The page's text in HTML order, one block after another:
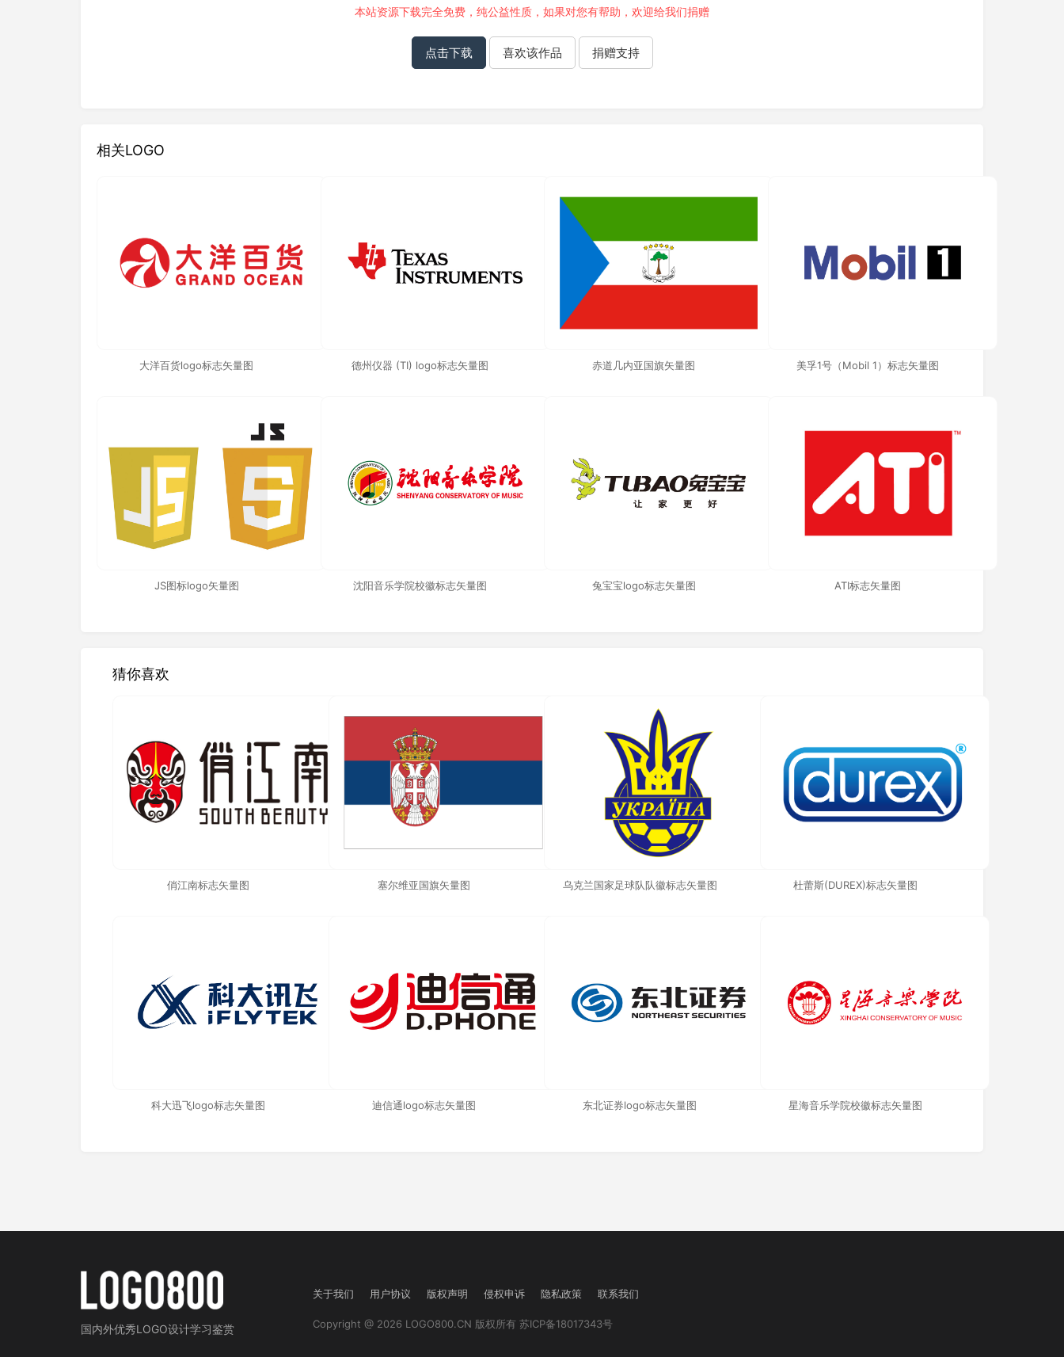
本站资源下载完全免费，纯公益性质，如果对您有帮助，欢迎给我们捐赠
点击下载 喜欢该作品 捐赠支持
相关LOGO
大洋百货logo标志矢量图 德州仪器 (TI) logo标志矢量图 赤道几内亚国旗矢量图 美孚1号（Mobil 1）标志矢量图
JS图标logo矢量图 沈阳音乐学院校徽标志矢量图 兔宝宝logo标志矢量图 ATI标志矢量图
猜你喜欢
俏江南标志矢量图 塞尔维亚国旗矢量图 乌克兰国家足球队队徽标志矢量图 杜蕾斯(DUREX)标志矢量图
科大迅飞logo标志矢量图 迪信通logo标志矢量图 东北证券logo标志矢量图 星海音乐学院校徽标志矢量图
国内外优秀LOGO设计学习鉴赏
关于我们 用户协议 版权声明 侵权申诉 隐私政策 联系我们
Copyright @ 2026 LOGO800.CN 版权所有 苏ICP备18017343号